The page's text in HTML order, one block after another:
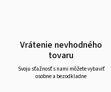
Vrátenie nevhodného
tovaru
Svoju sťažnosť s nami môžete vybaviť
osobne a bezodkladne